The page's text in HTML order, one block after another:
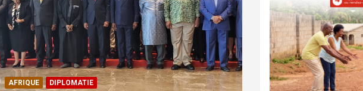
AFRIQUE DIPLOMATIE